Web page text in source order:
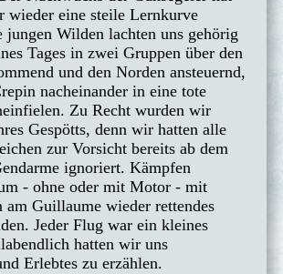
wieder eine steile Lernkurve
jungen Wilden lachten uns gehörig
Tages in zwei Gruppen über den
und den Norden ansteuernd,
nacheinander in eine tote
Zu Recht wurden wir
Gespötts, denn wir hatten alle
zur Vorsicht bereits ab dem
ignoriert. Kämpfen
- ohne oder mit Motor - mit
am Guillaume wieder rettendes
Jeder Flug war ein kleines
hatten wir uns
Erlebtes zu erzählen.